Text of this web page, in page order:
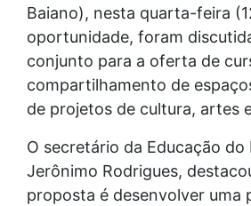
Baiano), nesta quarta-feira
oportunidade, foram
conjunto para a oferta de
compartilhamento de
de projetos de cultura, artes
O secretário da Educação do
Jerônimo Rodrigues,
proposta é desenvolver uma